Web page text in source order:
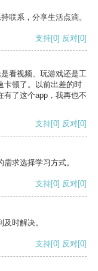
联系，分享生活点滴。
支持[0] 反对[0]
看视频、玩游戏还是工
卡顿了。以前出差的时
有了这个app，我再也不
支持[0] 反对[0]
求选择学习方式。
支持[0] 反对[0]
时解决。
支持[0] 反对[0]